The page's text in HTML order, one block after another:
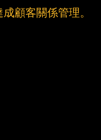
顧客關係管理。